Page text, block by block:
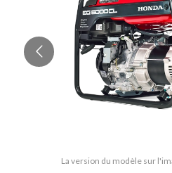
La version du modèle sur